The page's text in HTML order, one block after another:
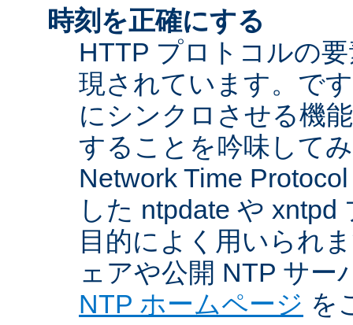
時刻を正確にする
HTTP プロトコルの
現されています。で
にシンクロさせる機
することを吟味して
Network Time
した ntpdate や
目的によく用いられ
ェアや公開 NTP サー
NTP ホームページ を